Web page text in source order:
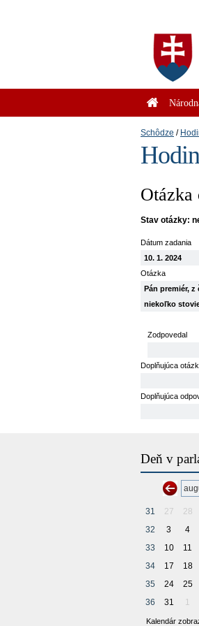
Schôdze
Otázka
Stav otázky:
Dátum zadania
10. 1. 2024
Otázka
Pán premiér,
niekoľko
Zodpovedal
Doplňujúca
Doplňujúca
Deň v
31 27 28
32
3 4
33
10 11
34
17 18
35
24 25
36
31 1
Kalendár